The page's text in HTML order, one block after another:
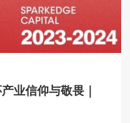
业信仰与敬畏｜